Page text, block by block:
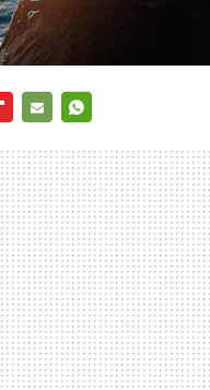
MAIL